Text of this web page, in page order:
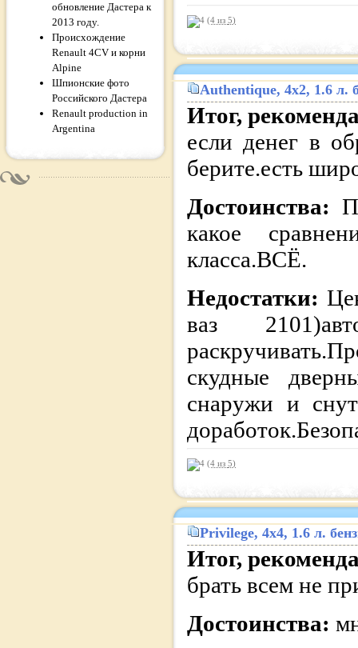
обновление Дастера к
2013 году.
Происхождение
Renault 4CV и корни
Alpine
Шпионские фото
Российского Дастера
Renault production in
Argentina
(4 из 5)
Authentique, 4x2, 1.6 л.
Итог,
если денег в
берите.есть
Достоинства:
какое
класса.ВСЁ.
Недостатки:
ваз
скудные
снаружи и
(4 из 5)
Privilege, 4x4, 1.6 л.
Итог,
брать всем не
Достоинства: